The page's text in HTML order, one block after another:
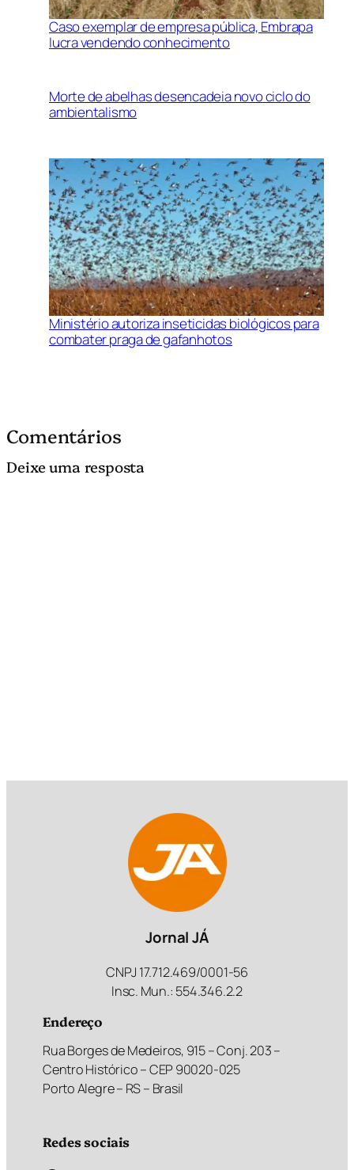
Caso exemplar de empresa pública, Embrapa
lucra vendendo conhecimento
Morte de abelhas desencadeia novo ciclo do
ambientalismo
Ministério autoriza inseticidas biológicos para
combater praga de gafanhotos
Comentários
Deixe uma resposta
Jornal JÁ
CNPJ 17.712.469/0001-56
Insc. Mun.: 554.346.2.2
Endereço
Rua Borges de Medeiros, 915 – Conj. 203 –
Centro Histórico – CEP 90020-025
Porto Alegre – RS – Brasil
Redes sociais